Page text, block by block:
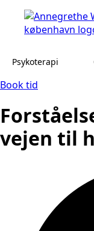
Psykoterapi
Book tid
vejen til